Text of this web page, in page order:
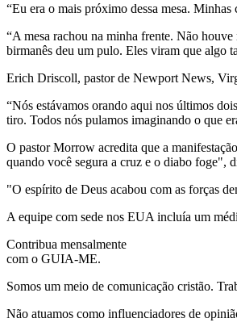
“Eu era o mais próximo dessa mesa. Minhas
“A mesa rachou na minha frente. Não houve
birmanês deu um pulo. Eles viram que algo
Erich Driscoll, pastor de Newport News,
“Nós estávamos orando aqui nos últimos
tiro. Todos nós pulamos imaginando o que
O pastor Morrow acredita que a
quando você segura a cruz e o diabo foge",
"O espírito de Deus acabou com as forças
A equipe com sede nos EUA incluía um
Contribua mensalmente
com o GUIA-ME.
Somos um meio de comunicação cristão.
Não atuamos como influenciadores de